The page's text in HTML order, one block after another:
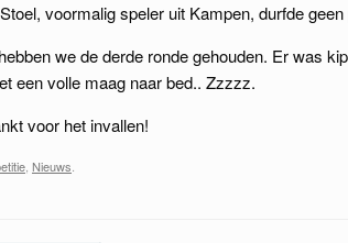
voormalig speler uit Kampen, durfde
we de derde ronde gehouden. Er was
een volle maag naar bed.. Zzzzz.
voor het invallen!
Nieuws